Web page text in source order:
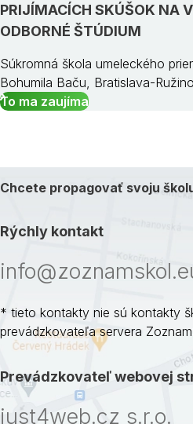
PRIJÍMACÍCH SKÚŠOK NA
ODBORNÉ ŠTÚDIUM
Súkromná škola umeleckého
Bohumila Baču, Bratislava-
To ma zaujíma
Chcete propagovať svoju
Rýchly kontakt
* tieto kontakty nie sú kontakty
prevádzkovateľa servera
Prevádzkovateľ webovej
just4web.cz s.r.o.